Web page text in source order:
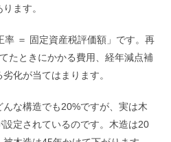
ます。
率 ＝ 固定資産税評価額」です。再
たときにかかる費用、経年減点補
化が当てはまります。
な構造でも20%ですが、実は木
定されているのです。木造は20